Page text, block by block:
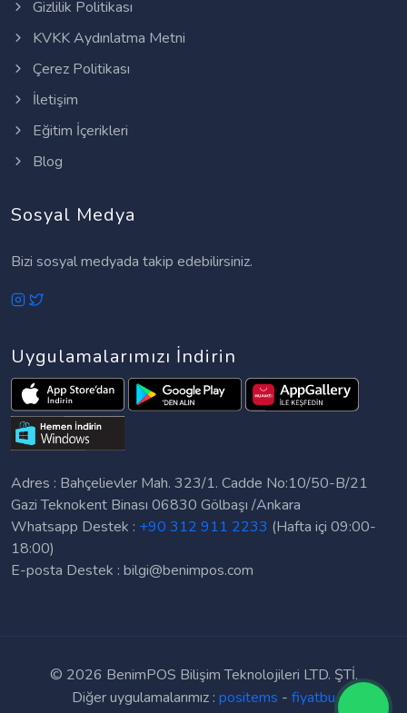
Gizlilik Politikası
KVKK Aydınlatma Metni
Çerez Politikası
İletişim
Eğitim İçerikleri
Blog
Sosyal Medya
Bizi sosyal medyada takip edebilirsiniz.
Uygulamalarımızı İndirin
Adres : Bahçelievler Mah. 323/1. Cadde No:10/50-B/21
Gazi Teknokent Binası 06830 Gölbaşı /Ankara
Whatsapp Destek : +90 312 911 2233 (Hafta içi 09:00-
18:00)
E-posta Destek : bilgi@benimpos.com
© 2026 BenimPOS Bilişim Teknolojileri LTD. ŞTİ.
Diğer uygulamalarımız : positems - fiyatbu